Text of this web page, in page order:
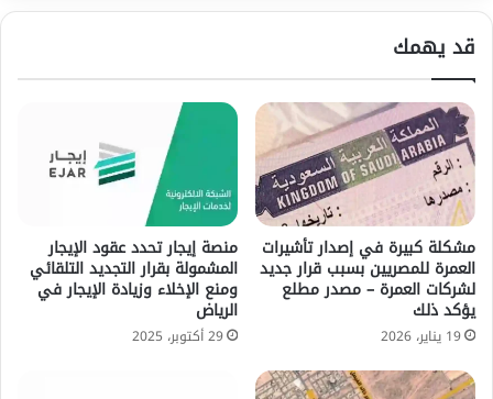
قد يهمك
مشكلة كبيرة في إصدار تأشيرات
العمرة للمصريين بسبب قرار جديد
لشركات العمرة – مصدر مطلع
يؤكد ذلك
19 يناير، 2026
منصة إيجار تحدد عقود الإيجار
المشمولة بقرار التجديد التلقائي
ومنع الإخلاء وزيادة الإيجار في
الرياض
29 أكتوبر، 2025